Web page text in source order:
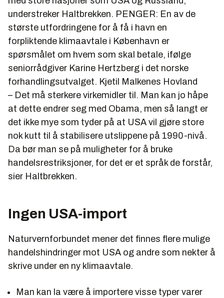
understreker Haltbrekken. PENGER: En av de
største utfordringene for å få i havn en
forpliktende klimaavtale i København er
spørsmålet om hvem som skal betale, ifølge
seniorrådgiver Karine Hertzberg i det norske
forhandlingsutvalget. Kjetil Malkenes Hovland
– Det må sterkere virkemidler til. Man kan jo håpe
at dette endrer seg med Obama, men så langt er
det ikke mye som tyder på at USA vil gjøre store
nok kutt til å stabilisere utslippene på 1990-nivå.
Da bør man se på muligheter for å bruke
handelsrestriksjoner, for det er et språk de forstår,
sier Haltbrekken.
Ingen USA-import
Naturvernforbundet mener det finnes flere mulige
handelshindringer mot USA og andre som nekter å
skrive under en ny klimaavtale.
Man kan la være å importere visse typer varer